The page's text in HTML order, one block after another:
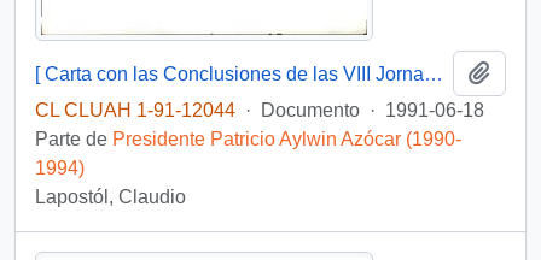
[ Carta con las Conclusiones de las VIII Jornadas Nacionales de Regionalización, y el informe "Marco Jurídico para un Proceso de Descentralización Administrativa"]
CL CLUAH 1-91-12044 · Documento · 1991-06-18
Parte de Presidente Patricio Aylwin Azócar (1990-
1994)
Lapostól, Claudio